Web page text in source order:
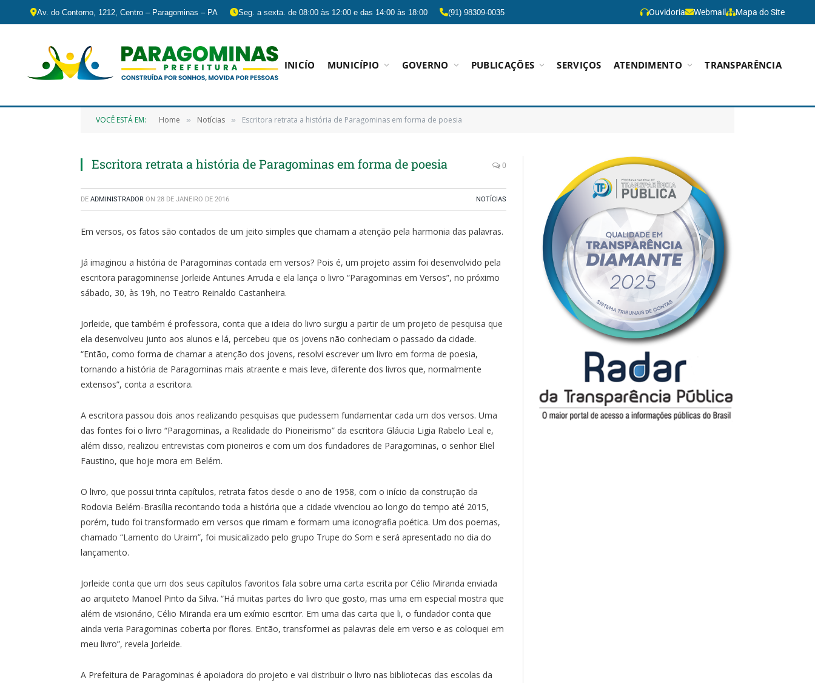
Av. do Contorno, 1212, Centro – Paragominas – PA Seg. a sexta. de 08:00 às 12:00 e das 14:00 às 18:00 (91) 98309-0035 Ouvidoria Webmail Mapa do Site
INICÍO MUNICÍPIO GOVERNO PUBLICAÇÕES SERVIÇOS ATENDIMENTO TRANSPARÊNCIA
VOCÊ ESTÁ EM: Home » Notícias » Escritora retrata a história de Paragominas em forma de poesia
Escritora retrata a história de Paragominas em forma de poesia 0
DE ADMINISTRADOR ON 28 DE JANEIRO DE 2016 NOTÍCIAS
Em versos, os fatos são contados de um jeito simples que chamam a atenção pela harmonia das palavras.
Já imaginou a história de Paragominas contada em versos? Pois é, um projeto assim foi desenvolvido pela
escritora paragominense Jorleide Antunes Arruda e ela lança o livro “Paragominas em Versos”, no próximo
sábado, 30, às 19h, no Teatro Reinaldo Castanheira.
Jorleide, que também é professora, conta que a ideia do livro surgiu a partir de um projeto de pesquisa que
ela desenvolveu junto aos alunos e lá, percebeu que os jovens não conheciam o passado da cidade.
“Então, como forma de chamar a atenção dos jovens, resolvi escrever um livro em forma de poesia,
tornando a história de Paragominas mais atraente e mais leve, diferente dos livros que, normalmente
extensos”, conta a escritora.
A escritora passou dois anos realizando pesquisas que pudessem fundamentar cada um dos versos. Uma
das fontes foi o livro “Paragominas, a Realidade do Pioneirismo” da escritora Gláucia Ligia Rabelo Leal e,
além disso, realizou entrevistas com pioneiros e com um dos fundadores de Paragominas, o senhor Eliel
Faustino, que hoje mora em Belém.
O livro, que possui trinta capítulos, retrata fatos desde o ano de 1958, com o início da construção da
Rodovia Belém-Brasília recontando toda a história que a cidade vivenciou ao longo do tempo até 2015,
porém, tudo foi transformado em versos que rimam e formam uma iconografia poética. Um dos poemas,
chamado “Lamento do Uraim”, foi musicalizado pelo grupo Trupe do Som e será apresentado no dia do
lançamento.
Jorleide conta que um dos seus capítulos favoritos fala sobre uma carta escrita por Célio Miranda enviada
ao arquiteto Manoel Pinto da Silva. “Há muitas partes do livro que gosto, mas uma em especial mostra que
além de visionário, Célio Miranda era um exímio escritor. Em uma das carta que li, o fundador conta que
ainda veria Paragominas coberta por flores. Então, transformei as palavras dele em verso e as coloquei em
meu livro”, revela Jorleide.
A Prefeitura de Paragominas é apoiadora do projeto e vai distribuir o livro nas bibliotecas das escolas da